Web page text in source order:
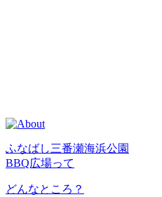
ふなばし三番瀬海浜公園
BBQ広場って
どんなところ？